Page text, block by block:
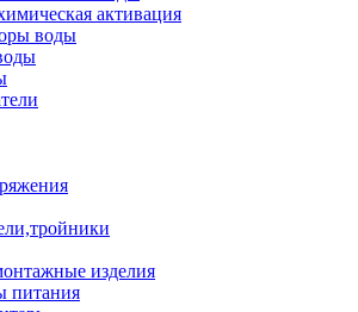
активация
воды
изделия
питания